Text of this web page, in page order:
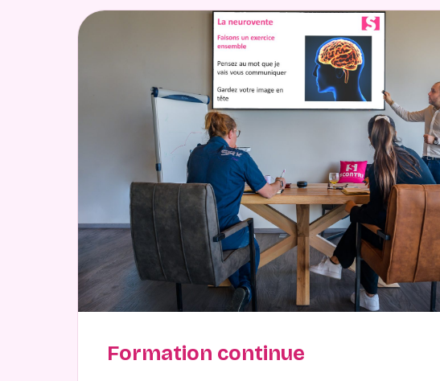
Formation continue